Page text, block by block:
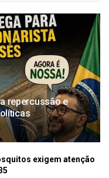
repercussão e
exigem atenção